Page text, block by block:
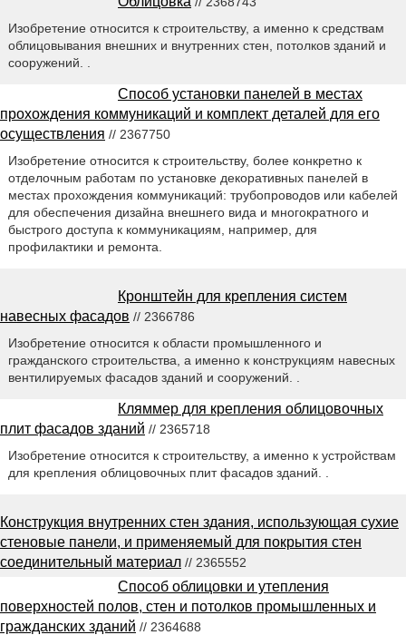
Изобретение относится к строительству, а именно к средствам
облицовывания внешних и внутренних стен, потолков зданий и
сооружений. .
Способ установки панелей в местах
прохождения коммуникаций и комплект деталей для его
осуществления // 2367750
Изобретение относится к строительству, более конкретно к
отделочным работам по установке декоративных панелей в
местах прохождения коммуникаций: трубопроводов или кабелей
для обеспечения дизайна внешнего вида и многократного и
быстрого доступа к коммуникациям, например, для
профилактики и ремонта.
Кронштейн для крепления систем
навесных фасадов // 2366786
Изобретение относится к области промышленного и
гражданского строительства, а именно к конструкциям навесных
вентилируемых фасадов зданий и сооружений. .
Кляммер для крепления облицовочных
плит фасадов зданий // 2365718
Изобретение относится к строительству, а именно к устройствам
для крепления облицовочных плит фасадов зданий. .
Конструкция внутренних стен здания, использующая сухие
стеновые панели, и применяемый для покрытия стен
соединительный материал // 2365552
Способ облицовки и утепления
поверхностей полов, стен и потолков промышленных и
гражданских зданий // 2364688